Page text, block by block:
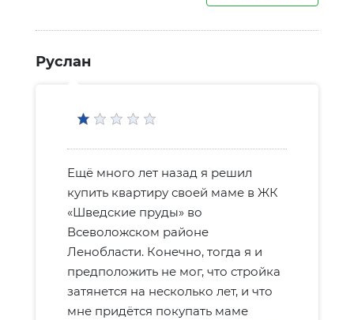
Руслан
Ещё много лет назад я решил
купить квартиру своей маме в ЖК
«Шведские пруды» во
Всеволожском районе
Ленобласти. Конечно, тогда я и
предположить не мог, что стройка
затянется на несколько лет, и что
мне придётся покупать маме